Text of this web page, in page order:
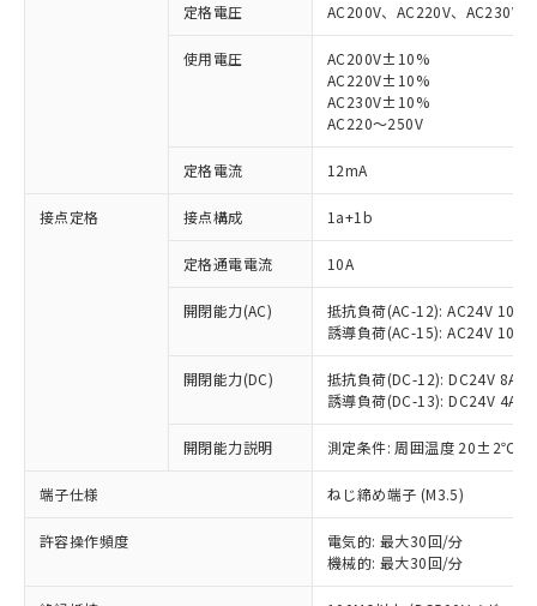
定格電圧 AC200V、AC220V、AC230V
使用電圧
AC200V±10%
AC220V±10%
AC230V±10%
AC220～250V
定格電流 12mA
接点定格 接点構成 1a+1b
定格通電電流 10A
開閉能力(AC)
抵抗負荷(AC-12): AC24V 10A/
誘導負荷(AC-15): AC24V
開閉能力(DC)
抵抗負荷(DC-12): DC24V 8A/
誘導負荷(DC-13): DC24V 4A/
開閉能力説明 測定条件: 周囲温度 20±2℃、
端子仕様 ねじ締め端子 (M3.5)
許容操作頻度
電気的: 最大30回/分
機械的: 最大30回/分
ご利用条件
以下の条件をお読みいただき、同意のうえ
ご利用ください。
本サービスは、当社制御機器事業取扱
商品の当社在庫状況および標準価格
(税抜)を提供させていただくもので
当社制御機器事業取扱商品の中には、
※1 対応状況
対応済み：EU RoHS指令（10物質）の
非含有に対応した製品が提供可能な商品で
対応予定：EU RoHS指令（10物質）の非含
有に対応した製品に切り替える予定のある
対応予定なし：EU RoHS指令（10物質）の
非含有に非対応の商品で、対応品を出す予
定はありません。
調査・確認中：EU RoHS指令（10物質）の
非含有の対応状況を調査中または確認中の
商品です。
非該当品：ライセンス料など無形物で、有
害物質有無と関係のない商品です。
※1 中国RoHS○×表
「○」：最大均質材料含有率が中国RoHSの
基準値以下であることを示します。